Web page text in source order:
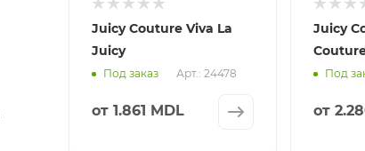
Juicy Couture Viva La
Juicy
Под заказ Арт.: 24478
от 1.861 MDL
Juicy
Под
от